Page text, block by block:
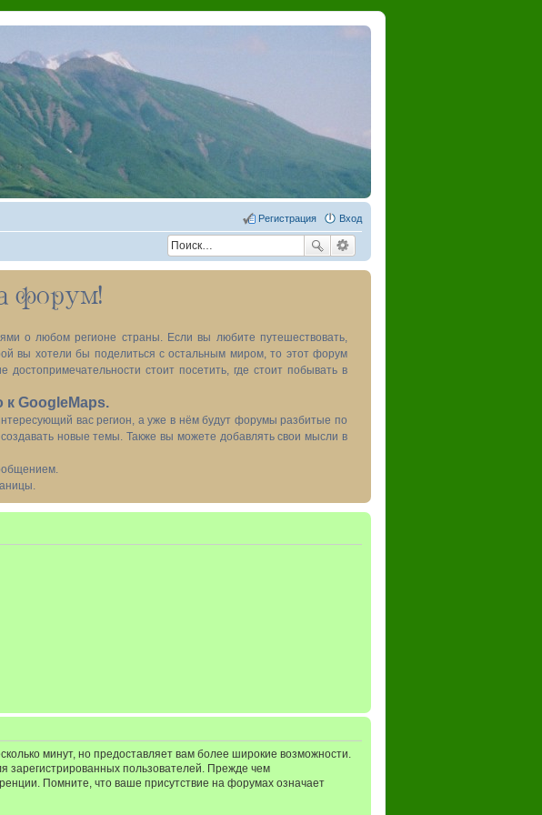
Вход
Регистрация
форум!
о любом регионе страны. Если вы любите путешествовать,
вы хотели бы поделиться с остальным миром, то этот форум
стоит посетить, где стоит побывать в
GoogleMaps.
вас регион, а уже в нём будут форумы разбитые по
новые темы. Также вы можете добавлять свои мысли в
минут, но предоставляет вам более широкие возможности.
зарегистрированных пользователей. Прежде чем
Помните, что ваше присутствие на форумах означает